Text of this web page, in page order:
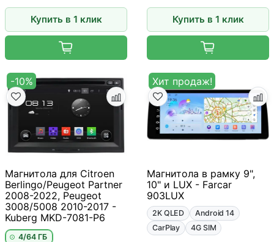
Купить в 1 клик Купить в 1 клик
-10%
Магнитола для Citroen
Berlingo/Peugeot Partner
2008-2022, Peugeot
3008/5008 2010-2017 -
Kuberg MKD-7081-P6
4/64 ГБ
Хит продаж!
Магнитола в рамку 9",
10" и LUX - Farcar
903LUX
2K QLED
Android 14
CarPlay
4G SIM